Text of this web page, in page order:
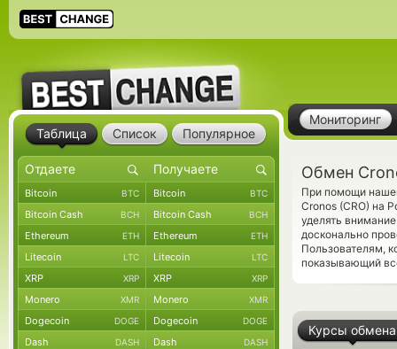
Мониторинг
Обмен
При помощи
Cronos (CRO) на
уделять
досконально
Пользователям,
показывающий
Курсы обмена
Таблица Список Популярное
Bitcoin BTC Bitcoin BTC
Bitcoin Cash BCH Bitcoin Cash BCH
Ethereum ETH Ethereum ETH
Litecoin LTC Litecoin LTC
XRP XRP XRP XRP
Monero XMR Monero XMR
Dogecoin DOGE Dogecoin DOGE
Dash DASH Dash DASH